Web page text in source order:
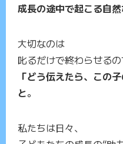
成長の途中で起こる自
大切なのは
叱るだけで終わらせるの
「どう伝えたら、この
と。
私たちは日々、